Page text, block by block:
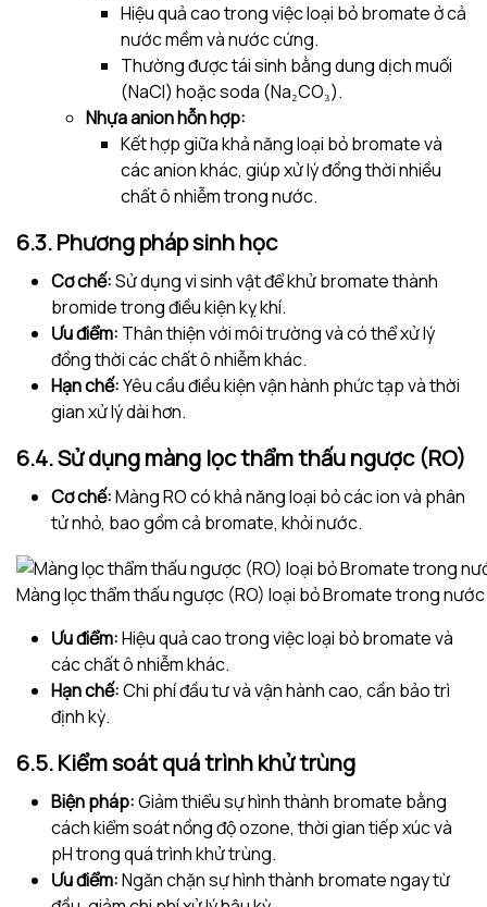
Hiệu quả cao trong việc loại bỏ bromate ở cả
nước mềm và nước cứng.
Thường được tái sinh bằng dung dịch muối
(NaCl) hoặc soda (Na₂CO₃).
Nhựa anion hỗn hợp:
Kết hợp giữa khả năng loại bỏ bromate và
các anion khác, giúp xử lý đồng thời nhiều
chất ô nhiễm trong nước.
6.3. Phương pháp sinh học
Cơ chế:Sử dụng vi sinh vật để khử bromate thành
bromide trong điều kiện kỵ khí.
Ưu điểm: Thân thiện với môi trường và có thể xử lý
đồng thời các chất ô nhiễm khác.
Hạn chế:Yêu cầu điều kiện vận hành phức tạp và thời
gian xử lý dài hơn.
6.4. Sử dụng màng lọc thẩm thấu ngược (RO)
Cơ chế:Màng RO có khả năng loại bỏ các ion và phân
tử nhỏ, bao gồm cả bromate, khỏi nước.
Màng lọc thẩm thấu ngược (RO) loại bỏ Bromate trong nước
Ưu điểm:Hiệu quả cao trong việc loại bỏ bromate và
các chất ô nhiễm khác.
Hạn chế:Chi phí đầu tư và vận hành cao, cần bảo trì
định kỳ.
6.5. Kiểm soát quá trình khử trùng
Biện pháp:Giảm thiểu sự hình thành bromate bằng
cách kiểm soát nồng độ ozone, thời gian tiếp xúc và
pH trong quá trình khử trùng.
Ưu điểm:Ngăn chặn sự hình thành bromate ngay từ